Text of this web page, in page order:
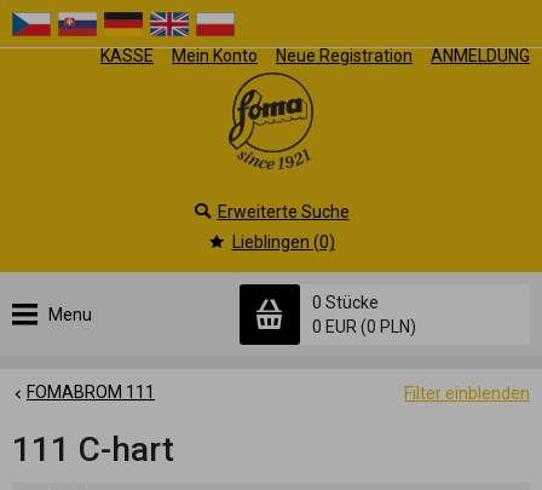
KASSE Mein Konto Neue Registration ANMELDUNG
Menu
0 Stücke
0 EUR (0 PLN)
Erweiterte Suche
Lieblingen (0)
Filter einblenden
FOMABROM 111
111 C-hart